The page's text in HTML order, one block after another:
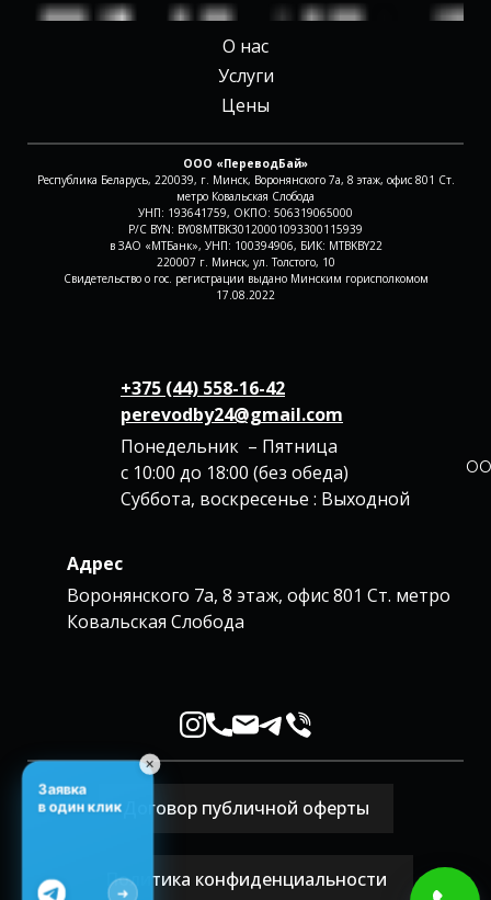
О нас
Услуги
Цены
ООО «ПереводБай»
Республика Беларусь, 220039, г. Минск, Воронянского 7а, 8 этаж, офис 801 Ст.
метро Ковальская Слобода
УНП: 193641759, ОКПО: 506319065000
Р/С BYN: BY08MTBK30120001093300115939
в ЗАО «МТБанк», УНП: 100394906, БИК: MTBKBY22
220007 г. Минск, ул. Толстого, 10
Свидетельство о гос. регистрации выдано Минским горисполкомом
17.08.2022
+375 (44) 558-16-42
perevodby24@gmail.com
Понедельник – Пятница
с 10:00 до 18:00 (без обеда)
Суббота, воскресенье : Выходной
Адрес
Воронянского 7а, 8 этаж, офис 801 Ст. метро
Ковальская Слобода
Договор публичной оферты
Политика конфиденциальности
✕
Заявка
в один клик
➜